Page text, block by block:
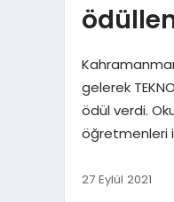
gelerek
ödül verdi.
öğretmenleri
27 Eylül 2021